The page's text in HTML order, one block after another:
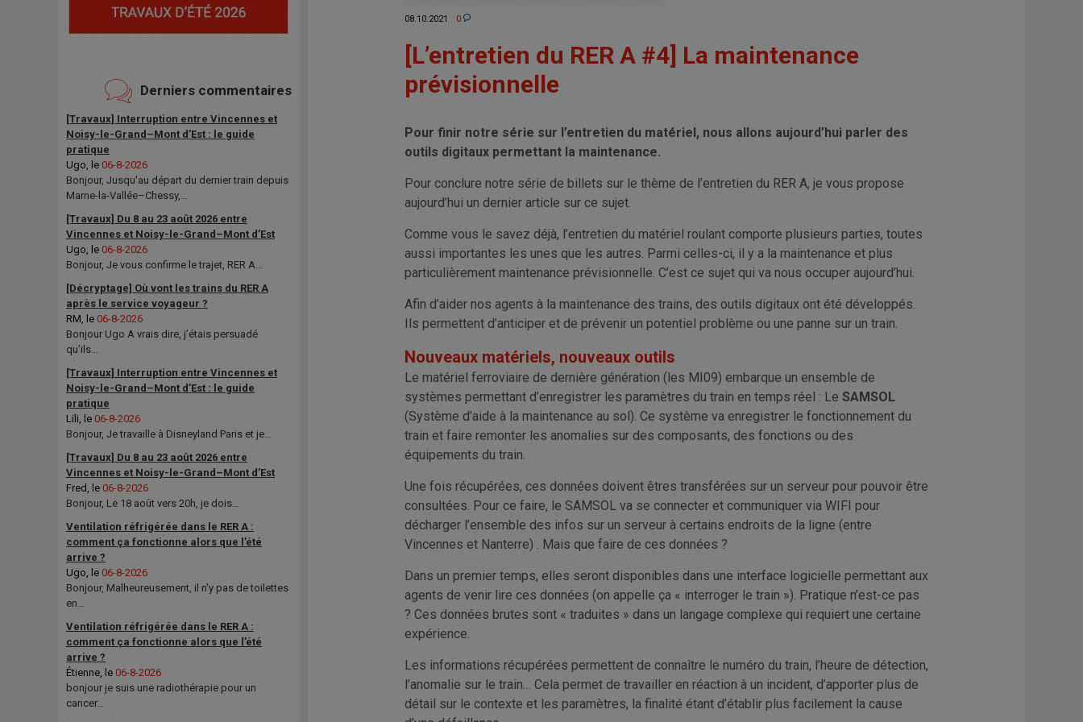
Derniers commentaires
[Travaux] Interruption entre Vincennes et
Noisy-le-Grand–Mont d’Est : le guide
pratique
Ugo , le 06-8-2026
Bonjour, Jusqu'au départ du dernier train depuis
Marne-la-Vallée–Chessy,…
[Travaux] Du 8 au 23 août 2026 entre
Vincennes et Noisy-le-Grand–Mont d’Est
Ugo , le 06-8-2026
Bonjour, Je vous confirme le trajet, RER A…
[Décryptage] Où vont les trains du RER A
après le service voyageur ?
RM , le 06-8-2026
Bonjour Ugo A vrais dire, j’étais persuadé
qu’ils…
[Travaux] Interruption entre Vincennes et
Noisy-le-Grand–Mont d’Est : le guide
pratique
Lili , le 06-8-2026
Bonjour, Je travaille à Disneyland Paris et je…
[Travaux] Du 8 au 23 août 2026 entre
Vincennes et Noisy-le-Grand–Mont d’Est
Fred , le 06-8-2026
Bonjour, Le 18 août vers 20h, je dois…
Ventilation réfrigérée dans le RER A :
comment ça fonctionne alors que l’été
arrive ?
Ugo , le 06-8-2026
Bonjour, Malheureusement, il n'y pas de toilettes
en…
Ventilation réfrigérée dans le RER A :
comment ça fonctionne alors que l’été
arrive ?
Étienne , le 06-8-2026
bonjour je suis une radiothérapie pour un
cancer…
08.10.2021 0
[L’entretien du RER A #4] La maintenance
prévisionnelle
Pour finir notre série sur l’entretien du matériel, nous allons aujourd’hui parler des
outils digitaux permettant la maintenance.
Pour conclure notre série de billets sur le thème de l’entretien du RER A, je vous propose
aujourd’hui un dernier article sur ce sujet.
Comme vous le savez déjà, l’entretien du matériel roulant comporte plusieurs parties, toutes
aussi importantes les unes que les autres. Parmi celles-ci, il y a la maintenance et plus
particulièrement maintenance prévisionnelle. C’est ce sujet qui va nous occuper aujourd’hui.
Afin d’aider nos agents à la maintenance des trains, des outils digitaux ont été développés.
Ils permettent d’anticiper et de prévenir un potentiel problème ou une panne sur un train.
Nouveaux matériels, nouveaux outils
Le matériel ferroviaire de dernière génération (les MI09) embarque un ensemble de
systèmes permettant d’enregistrer les paramètres du train en temps réel : Le SAMSOL
(Système d’aide à la maintenance au sol). Ce système va enregistrer le fonctionnement du
train et faire remonter les anomalies sur des composants, des fonctions ou des
équipements du train.
Une fois récupérées, ces données doivent êtres transférées sur un serveur pour pouvoir être
consultées. Pour ce faire, le SAMSOL va se connecter et communiquer via WIFI pour
décharger l’ensemble des infos sur un serveur à certains endroits de la ligne (entre
Vincennes et Nanterre) . Mais que faire de ces données ?
Dans un premier temps, elles seront disponibles dans une interface logicielle permettant aux
agents de venir lire ces données (on appelle ça « interroger le train »). Pratique n’est-ce pas
? Ces données brutes sont « traduites » dans un langage complexe qui requiert une certaine
expérience.
Les informations récupérées permettent de connaître le numéro du train, l’heure de détection,
l’anomalie sur le train… Cela permet de travailler en réaction à un incident, d’apporter plus de
détail sur le contexte et les paramètres, la finalité étant d’établir plus facilement la cause